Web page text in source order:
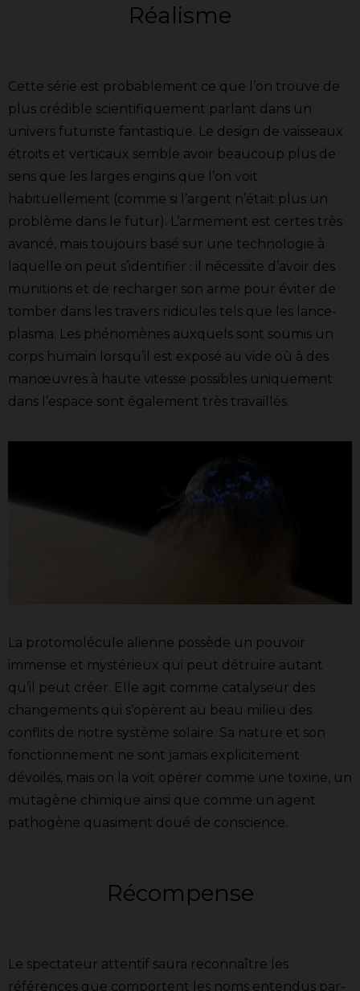
Réalisme
Cette série est probablement ce que l’on trouve de
plus crédible scientifiquement parlant dans un
univers futuriste fantastique. Le design de vaisseaux
étroits et verticaux semble avoir beaucoup plus de
sens que les larges engins que l’on voit
habituellement (comme si l’argent n’était plus un
problème dans le futur). L’armement est certes très
avancé, mais toujours basé sur une technologie à
laquelle on peut s’identifier : il nécessite d’avoir des
munitions et de recharger son arme pour éviter de
tomber dans les travers ridicules tels que les lance-
plasma. Les phénomènes auxquels sont soumis un
corps humain lorsqu’il est exposé au vide où à des
manœuvres à haute vitesse possibles uniquement
dans l’espace sont également très travaillés.
La protomolécule alienne possède un pouvoir
immense et mystérieux qui peut détruire autant
qu’il peut créer. Elle agit comme catalyseur des
changements qui s’opèrent au beau milieu des
conflits de notre système solaire. Sa nature et son
fonctionnement ne sont jamais explicitement
dévoilés, mais on la voit opérer comme une toxine, un
mutagène chimique ainsi que comme un agent
pathogène quasiment doué de conscience.
Récompense
Le spectateur attentif saura reconnaître les
références que comportent les noms entendus par-